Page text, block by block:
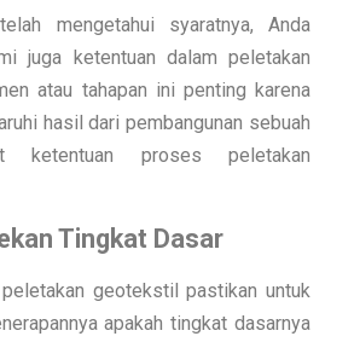
mengetahui syaratnya, Anda
juga ketentuan dalam peletakan
atau tahapan ini penting karena
hasil dari pembangunan sebuah
ketentuan proses peletakan
Tingkat Dasar
geotekstil pastikan untuk
apakah tingkat dasarnya